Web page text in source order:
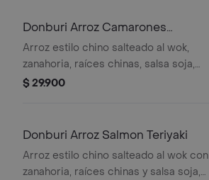
Donburi Arroz Camarones
Agridulces
Arroz estilo chino salteado al wok,
zanahoria, raíces chinas, salsa soja,
palmito de cangrejo crunch, salsa de
$ 29.900
Donburi Arroz Salmon Teriyaki
Arroz estilo chino salteado al wok con
zanahoria, raíces chinas y salsa soja,